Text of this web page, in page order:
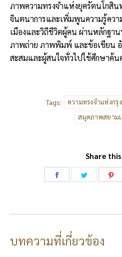
ภาพความทรงจำแห่งยุครัตนโกสิน
จินตนาการและเพิ่มพูนความรู้ควา
เมืองและวิถีชีวิตผู้คน ผ่านหลักฐา
ภาพถ่าย ภาพพิมพ์ และข้อเขียน
สะสมและผู้สนใจทั่วไปใช้ศึกษาค้น
Tags:
ความทรงจำแห่งกรุ
สมุดภาพสยามเ
Share
บทความที่เกี่ยวข้อง